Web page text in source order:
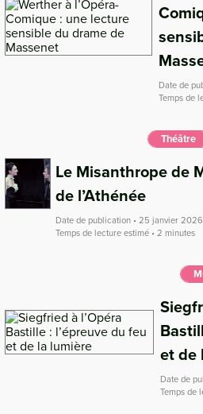
Date de
Temps de
Théâtre
Le Misanthrope de
de l’Athénée
Date de publication • 25 janvier 2026
Temps de lecture estimé • 2 minutes
et de
Date de
Temps de